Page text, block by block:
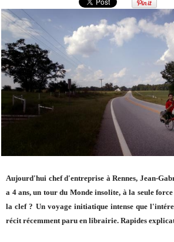
Aujourd'hui chef d'entreprise à Rennes, Jean-
a 4 ans, un tourdu Monde insolite, à la seule
la clef ? Un voyage initiatique intense que
récit récemment paru en librairie. Rapides